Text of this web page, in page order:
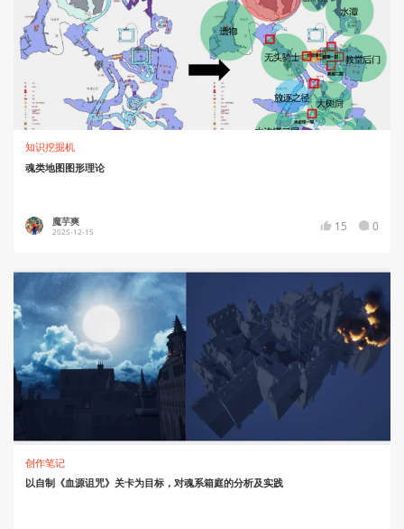
知识挖掘机
魂类地图图形理论
魔芋爽
2025-12-15 15 0
创作笔记
以自制《血源诅咒》关卡为目标，对魂系箱庭的分析及实践